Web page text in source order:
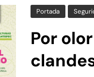
Portada
Por